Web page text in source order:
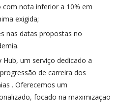
nota inferior a 10% em
exigida;
nas datas propostas no
um serviço dedicado a
de carreira dos
. Oferecemos um
focado na maximização